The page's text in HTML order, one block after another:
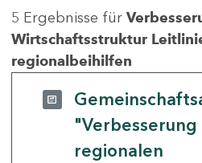
5 Ergebnisse für
Wirtschaftsstruktur
regionalbeihilfen
"Verbesserung
regionalen